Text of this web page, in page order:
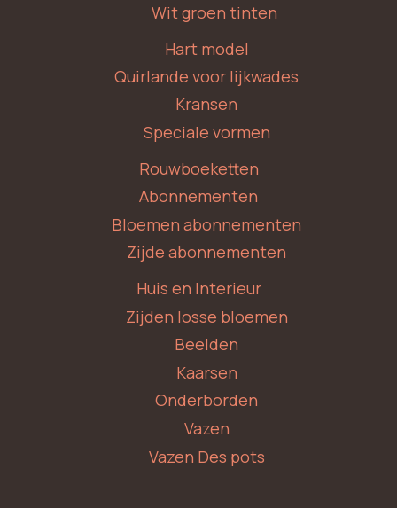
Wit groen tinten
Hart model
Quirlande voor lijkwades
Kransen
Speciale vormen
Rouwboeketten
Abonnementen
Bloemen abonnementen
Zijde abonnementen
Huis en Interieur
Zijden losse bloemen
Beelden
Kaarsen
Onderborden
Vazen
Vazen Des pots